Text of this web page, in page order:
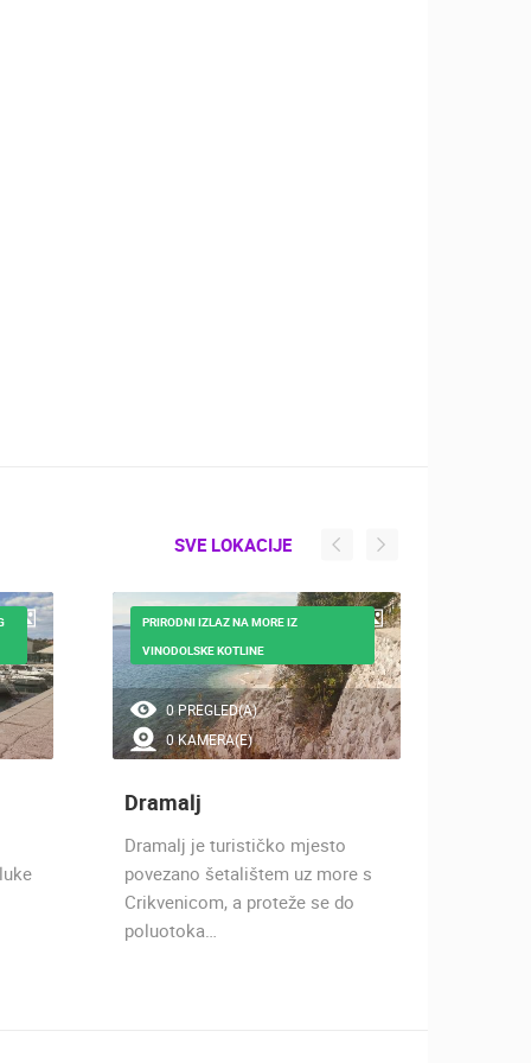
0 PREGLED(A)
0 KAMERA(E)
PRIRODNI IZLAZ NA MORE IZ
VINODOLSKE KOTLINE
Dramalj
Dramalj je turističko mjesto
povezano šetalištem uz more s
Crikvenicom, a proteže se do
poluotoka…
SVE LOKACIJE